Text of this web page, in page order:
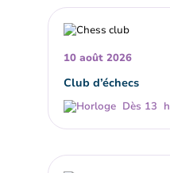
10 août 2026
Club d’échecs
Dès 13 h